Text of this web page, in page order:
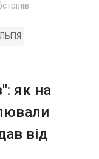
як на
від